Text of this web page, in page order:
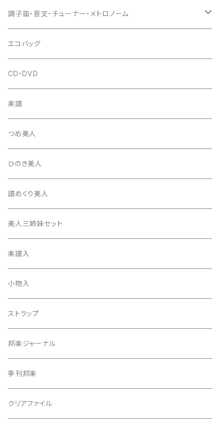
爪ばさみ
箏柱
柱入
平柱入
三角柱入
琴台
13絃用琴台（低）
13絃用琴台（高）
桐柱箱
消音フェルト
(丸三) 寿糸
はつね糸
駒
地唄駒
長唄駒
糸駒入
爪駒入
撥入
一丁撥入
三角撥入（ファスナー式）
撥
長唄・民謡撥
地唄撥
撥さや
撥滑り止めゴム
ひざゴム・胴ゴム・おひざもと
天神袋
天神巾着
指すり
つぼシール
撥皮・撥皮のり
胴板
シュモク（当り鉦バチ）
座奏用譜面台
立奏用譜面台
調子笛・音叉・チューナー・メトロノーム
調子笛・音叉
チューナー・メトロノーム
エコバッグ
CD・DVD
楽譜
つめ美人
ひのき美人
譜めくり美人
美人三姉妹セット
楽譜入
小物入
ストラップ
邦楽ジャーナル
季刊邦楽
クリアファイル